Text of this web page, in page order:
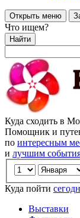
Открыть меню
Что ищем?
Найти
Куда сходить в
Помощник и
по интересным
и лучшим
Куда пойти
Выставки